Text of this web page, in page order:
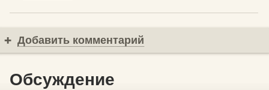
Добавить комментарий
Обсуждение